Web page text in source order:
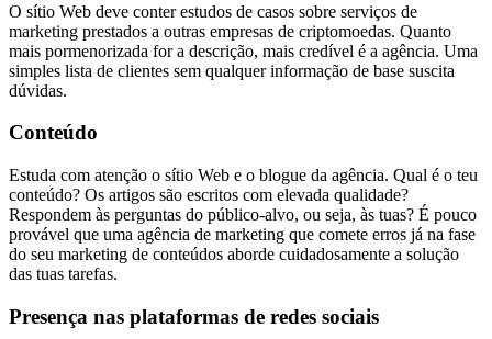
O sítio Web deve conter estudos de casos sobre serviços de
marketing prestados a outras empresas de criptomoedas. Quanto
mais pormenorizada for a descrição, mais credível é a agência. Uma
simples lista de clientes sem qualquer informação de base suscita
dúvidas.
Conteúdo
Estuda com atenção o sítio Web e o blogue da agência. Qual é o teu
conteúdo? Os artigos são escritos com elevada qualidade?
Respondem às perguntas do público-alvo, ou seja, às tuas? É pouco
provável que uma agência de marketing que comete erros já na fase
do seu marketing de conteúdos aborde cuidadosamente a solução
das tuas tarefas.
Presença nas plataformas de redes sociais